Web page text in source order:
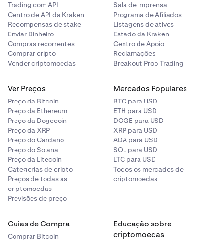
Trading com API
Centro de API da Kraken
Recompensas de stake
Enviar Dinheiro
Compras recorrentes
Comprar cripto
Vender criptomoedas
Sala de imprensa
Programa de Afiliados
Listagens de ativos
Estado da Kraken
Centro de Apoio
Reclamações
Breakout Prop Trading
Ver Preços
Preço da Bitcoin
Preço da Ethereum
Preço da Dogecoin
Preço da XRP
Preço do Cardano
Preço do Solana
Preço da Litecoin
Categorias de cripto
Preços de todas as
criptomoedas
Previsões de preço
Mercados Populares
BTC para USD
ETH para USD
DOGE para USD
XRP para USD
ADA para USD
SOL para USD
LTC para USD
Todos os mercados de
criptomoedas
Guias de Compra
Comprar Bitcoin
Educação sobre
criptomoedas